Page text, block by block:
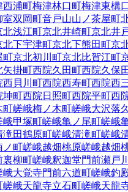
西浦町梅津林口町梅津東構
室双岡町音戸山山ノ茶屋町
北浅江町京北井崎町京北井
北下宇津町京北下熊田町京
町京北初川町京北比賀江町
矢掛町西院久田町西院久保
西貝川町西院西寿町西院西
坤町西院日照町西院平町西
町嵯峨梅ノ木町嵯峨大沢落
峨甲塚町嵯峨亀ノ尾町嵯峨
滝田鶴原町嵯峨清滝町嵯峨
ノ町嵯峨越畑桃原嵯峨越畑
裏柳町嵯峨釈迦堂門前瀬戸
峨大覚寺門前六道町嵯峨釣
嵯峨天龍寺立石町嵯峨天龍